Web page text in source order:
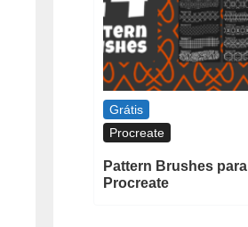
Grátis
Procreate
Pattern Brushes para
Procreate